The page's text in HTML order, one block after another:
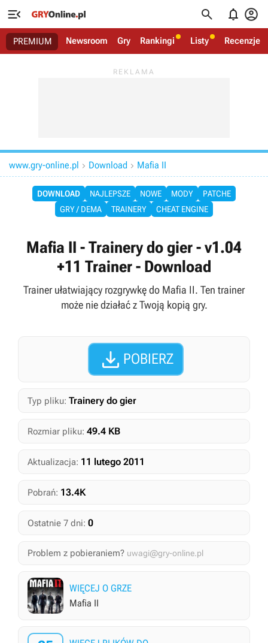
   
PREMIUM Newsroom Gry Rankingi Listy Recenzje
www.gry-online.pl  Download  Mafia II
DOWNLOAD NAJLEPSZE NOWE MODY
PATCHE
GRY / DEMA
TRAINERY CHEAT ENGINE
Mafia II - Trainery do gier - v1.04
+11 Trainer - Download
Trainer ułatwiający rozgrywkę do Mafia II. Ten trainer
może nie działać z Twoją kopią gry.
 POBIERZ
Typ pliku: Trainery do gier
Rozmiar pliku: 49.4 KB
Aktualizacja: 11 lutego 2011
Pobrań: 13.4K
Ostatnie 7 dni: 0
Problem z pobieraniem? uwagi@gry-online.pl
WIĘCEJ O GRZE
Mafia II